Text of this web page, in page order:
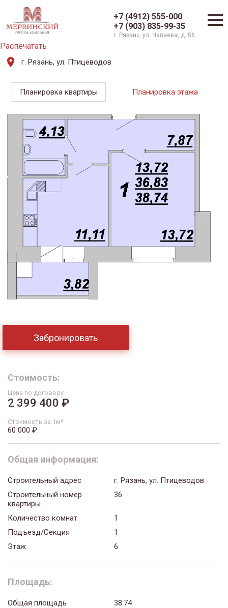
+7 (4912) 555-000
+7 (903) 835-99-35
г. Рязань, ул. Чапаева, д. 56
Распечатать
г. Рязань, ул. Птицеводов
Планировка квартиры Планировка этажа
Забронировать
Стоимость:
Цена по договору
2 399 400 ₽
Стоимость за 1м²
60 000 ₽
Общая информация:
Строительный адрес
г. Рязань, ул. Птицеводов
Строительный номер
квартиры
36
Количество комнат
1
Подъезд/Секция
1
Этаж
6
Площадь:
Общая площадь
38.74